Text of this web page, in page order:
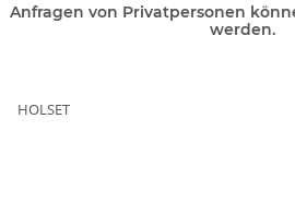
Anfragen von Privatpersonen
werden.
HOLSET